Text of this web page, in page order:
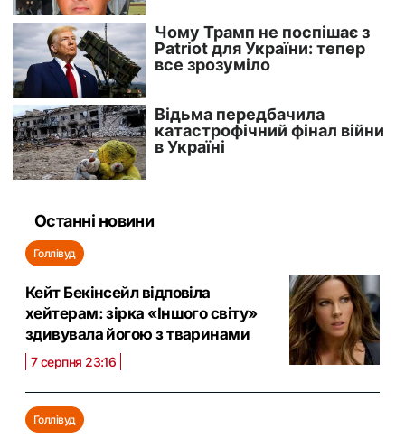
Останні новини
Голлівуд
Кейт Бекінсейл відповіла
хейтерам: зірка «Іншого світу»
здивувала йогою з тваринами
7 серпня 23:16
Голлівуд